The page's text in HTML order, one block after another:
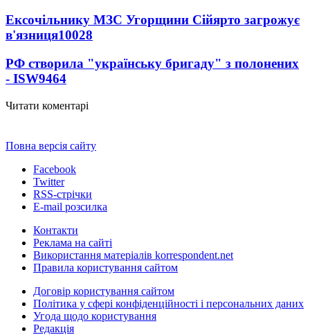
Ексочільнику МЗС Угорщини Сійярто загрожує
в'язниця10028
РФ створила "українську бригаду" з полонених
- ISW9464
Читати коментарі
Повна версія сайту
Facebook
Twitter
RSS-стрічки
E-mail розсилка
Контакти
Реклама на сайті
Використання матеріалів korrespondent.net
Правила користування сайтом
Договір користування сайтом
Політика у сфері конфіденційності і персональних даних
Угода щодо користування
Редакція